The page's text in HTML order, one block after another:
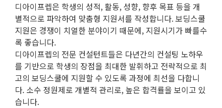
디아이프렙은 학생의 성적, 활동, 성향, 향후 목표 등을 개
별적으로 파악하여 맞춤형 지원서를 작성합니다. 보딩스쿨
지원은 경쟁이 치열한 분야이기 때문에, 지원시기가 빠를수
록 좋습니다.
디아이프렙의 전문 컨설턴트들은 다년간의 컨설팅 노하우
를 기반으로 학생의 장점을 최대한 발휘하고 전략적으로 최
고의 보딩스쿨에 지원할 수 있도록 과정에 최선을 다합니
다. 소수 정원제로 개별적 관리로, 높은 합격률을 보이고 있
습니다.